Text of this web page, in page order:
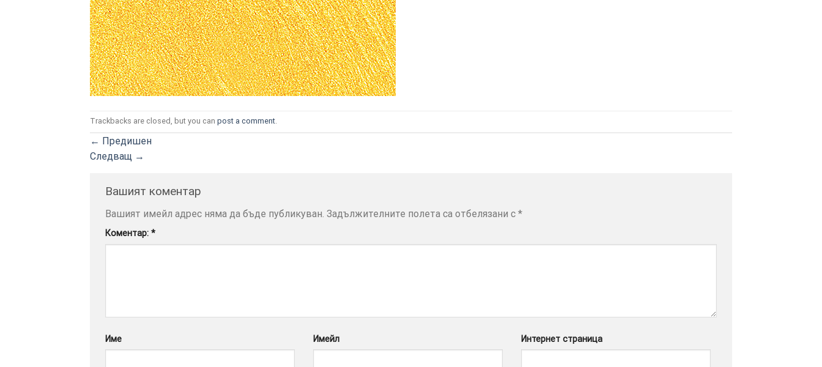
Trackbacks are closed, but you can post a comment
← Предишен
Следващ →
Вашият коментар
Вашият имейл адрес няма да бъде публикуван. Задължителните полета са отбелязани с *
Коментар: *
Име Имейл Интернет страница